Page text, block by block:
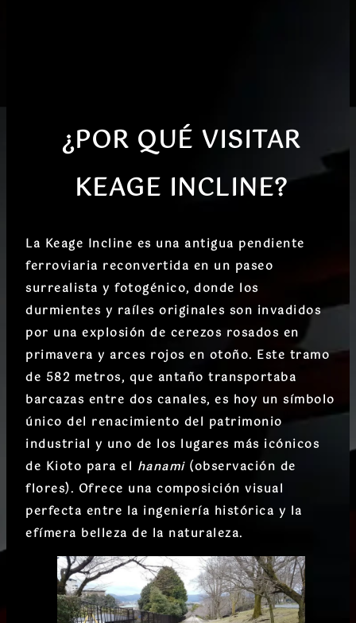
¿POR QUÉ VISITAR
KEAGE INCLINE?
La Keage Incline es una antigua pendiente
ferroviaria reconvertida en un paseo
surrealista y fotogénico, donde los
durmientes y raíles originales son invadidos
por una explosión de cerezos rosados en
primavera y arces rojos en otoño. Este tramo
de 582 metros, que antaño transportaba
barcazas entre dos canales, es hoy un símbolo
único del renacimiento del patrimonio
industrial y uno de los lugares más icónicos
de Kioto para el hanami(observación de
flores). Ofrece una composición visual
perfecta entre la ingeniería histórica y la
efímera belleza de la naturaleza.